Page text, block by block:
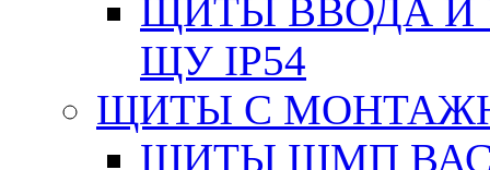
ЩИТЫ ВВОДА И
ЩУ IP54
ЩИТЫ С
ЩИТЫ ЩМП ВАС